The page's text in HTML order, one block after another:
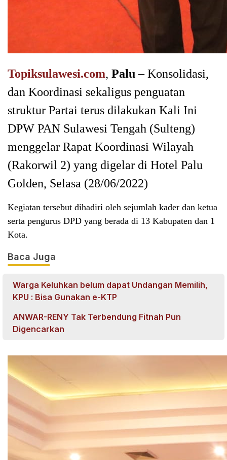
Topiksulawesi.com, Palu – Konsolidasi,
dan Koordinasi sekaligus penguatan
struktur Partai terus dilakukan Kali Ini
DPW PAN Sulawesi Tengah (Sulteng)
menggelar Rapat Koordinasi Wilayah
(Rakorwil 2) yang digelar di Hotel Palu
Golden, Selasa (28/06/2022)
Kegiatan tersebut dihadiri oleh sejumlah kader dan ketua
serta pengurus DPD yang berada di 13 Kabupaten dan 1
Kota.
Baca Juga
Warga Keluhkan belum dapat Undangan Memilih,
KPU : Bisa Gunakan e-KTP
ANWAR-RENY Tak Terbendung Fitnah Pun
Digencarkan